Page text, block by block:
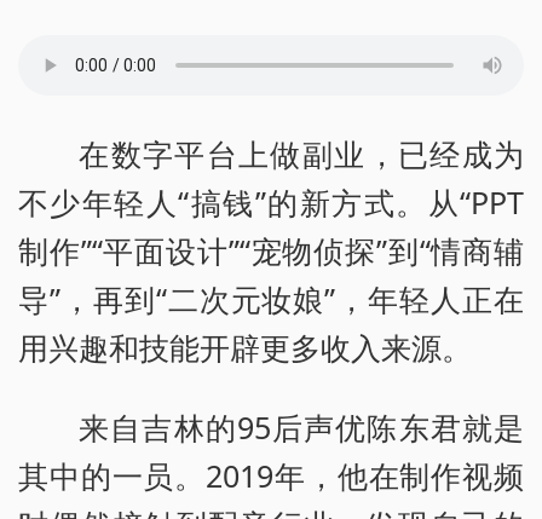
在数字平台上做副业，已经成为
不少年轻人“搞钱”的新方式。从“PPT
制作”“平面设计”“宠物侦探”到“情商辅
导”，再到“二次元妆娘”，年轻人正在
用兴趣和技能开辟更多收入来源。
来自吉林的95后声优陈东君就是
其中的一员。2019年，他在制作视频